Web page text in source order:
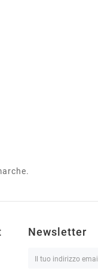
Newsletter